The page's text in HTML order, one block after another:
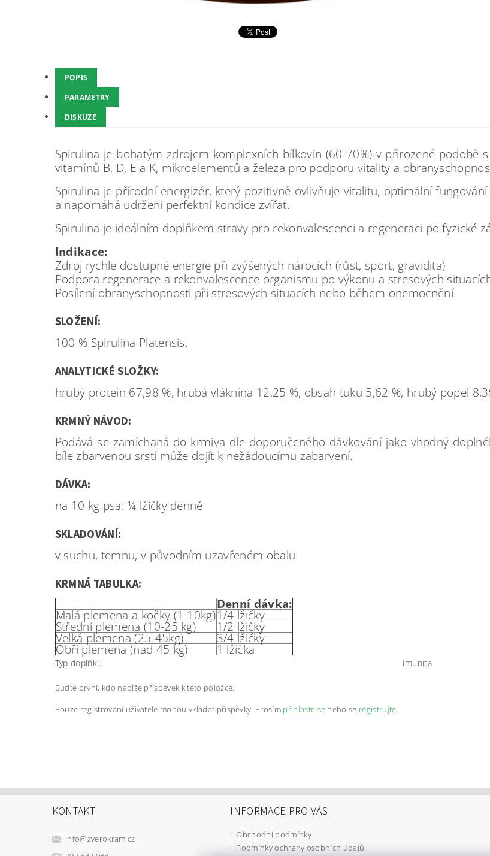
POPIS
PARAMETRY
DISKUZE
Spirulina je bohatým zdrojem komplexních bílkovin (60-70%) v přirozené podobě
vitamínů B, D, E a K, mikroelementů a železa pro podporu vitality a
Spirulina je přírodní energizér, který pozitivně ovlivňuje vitalitu, optimální
a napomáhá udrženi perfektní kondice zvířat.
Spirulina je ideálním doplňkem stravy pro rekonvalescenci a regeneraci po fyzické
Indikace:
Zdroj rychle dostupné energie při zvýšených nárocích (růst, sport, gravidita)
Podpora regenerace a rekonvalescence organismu po výkonu a stresových
Posílení obranyschopnosti při stresových situacích nebo během onemocnění.
SLOŽENÍ:
100 % Spirulina Platensis.
ANALYTICKÉ SLOŽKY:
hrubý protein 67,98 %, hrubá vláknina 12,25 %, obsah tuku 5,62 %, hrubý popel
KRMNÝ NÁVOD:
Podává se zamíchaná do krmiva dle doporučeného dávkování jako vhodný
bíle zbarvenou srstí může dojít k nežádoucímu zabarvení.
DÁVKA:
na 10 kg psa: ¼ lžičky denně
SKLADOVÁNÍ:
v suchu, temnu, v původním uzavřeném obalu.
KRMNÁ TABULKA:
Denní dávka:
Malá plemena a kočky (1-10kg)1/4 lžičky
Střední plemena (10-25 kg) 1/2 lžičky
Velká plemena (25-45kg) 3/4 lžičky
Obří plemena (nad 45 kg) 1 lžička
Typ doplňku Imunita
Buďte první, kdo napíše příspěvek k této položce.
Pouze registrovaní uživatelé mohou vkládat příspěvky. Prosím přihlaste se nebo se registrujte.
KONTAKT
info@zverokram.cz
INFORMACE PRO VÁS
Obchodní podmínky
Podmínky ochrany osobních údajů